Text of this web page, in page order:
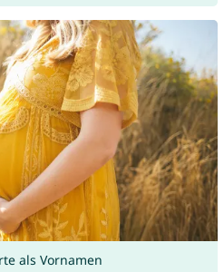
als Vornamen